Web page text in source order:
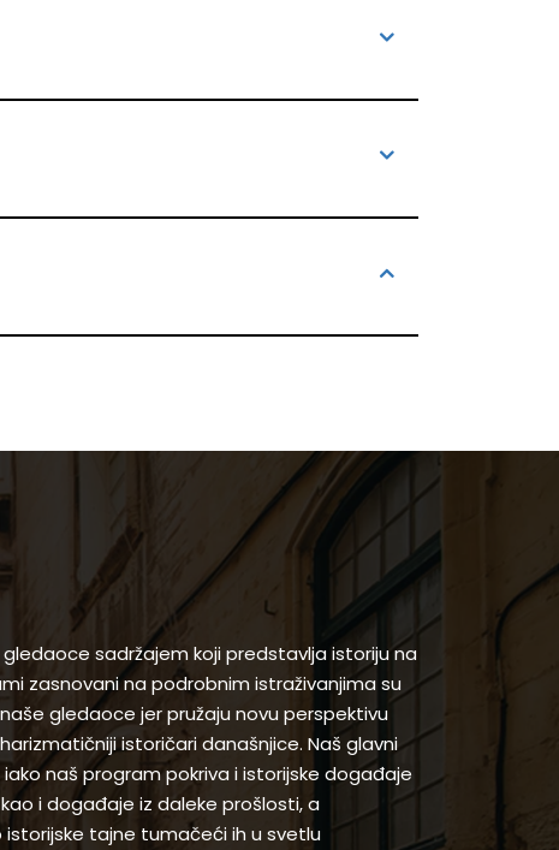
sadržajem koji predstavlja istoriju na
zasnovani na podrobnim istraživanjima su
gledaoce jer pružaju novu perspektivu
istoričari današnjice. Naš glavni
iako naš program pokriva i istorijske događaje
i događaje iz daleke prošlosti, a
tajne tumačeći ih u svetlu